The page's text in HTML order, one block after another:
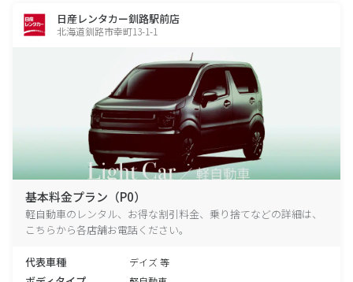
日産レンタカー釧路駅前店
北海道釧路市幸町13-1-1
基本料金プラン（P0）
軽自動車のレンタル、お得な割引料金、乗り捨てなどの詳細は、
こちらから各店舗お電話ください。
代表車種 デイズ 等